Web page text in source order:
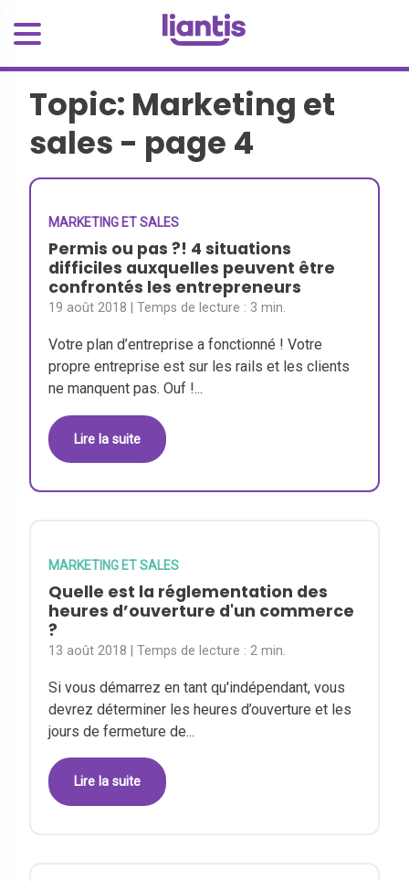
Topic: Marketing et
sales - page 4
MARKETING ET SALES
Permis ou pas ?! 4 situations
difficiles auxquelles peuvent être
confrontés les entrepreneurs
19 août 2018 | Temps de lecture : 3 min.
Votre plan d’entreprise a fonctionné ! Votre
propre entreprise est sur les rails et les clients
ne manquent pas. Ouf !...
Lire la suite
MARKETING ET SALES
Quelle est la réglementation des
heures d’ouverture d'un commerce
?
13 août 2018 | Temps de lecture :2 min.
Si vous démarrez en tant qu'indépendant, vous
devrez déterminer les heures d’ouverture et les
jours de fermeture de...
Lire la suite